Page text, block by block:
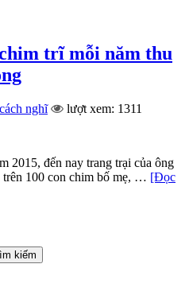
trĩ mỗi năm thu
nghĩ lượt xem: 1311
2015, đến nay trang trại của ông
trên 100 con chim bố mẹ, … [Đọc